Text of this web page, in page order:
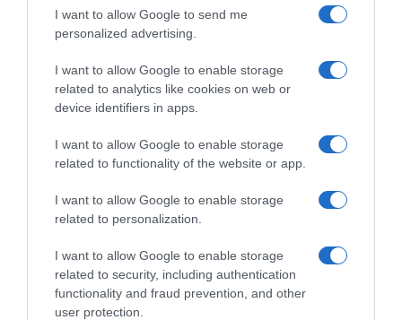
I want to allow Google to send me
personalized advertising.
I want to allow Google to enable storage
related to analytics like cookies on web or
device identifiers in apps.
I want to allow Google to enable storage
related to functionality of the website or app.
I want to allow Google to enable storage
related to personalization.
I want to allow Google to enable storage
related to security, including authentication
functionality and fraud prevention, and other
user protection.
Το αρχαίο DNA ρίχνει φως στις άγνωστες
Η εξονυχιστική έρευνα με Έλληνες επιστήμονες
25.08.2022 - 22:39